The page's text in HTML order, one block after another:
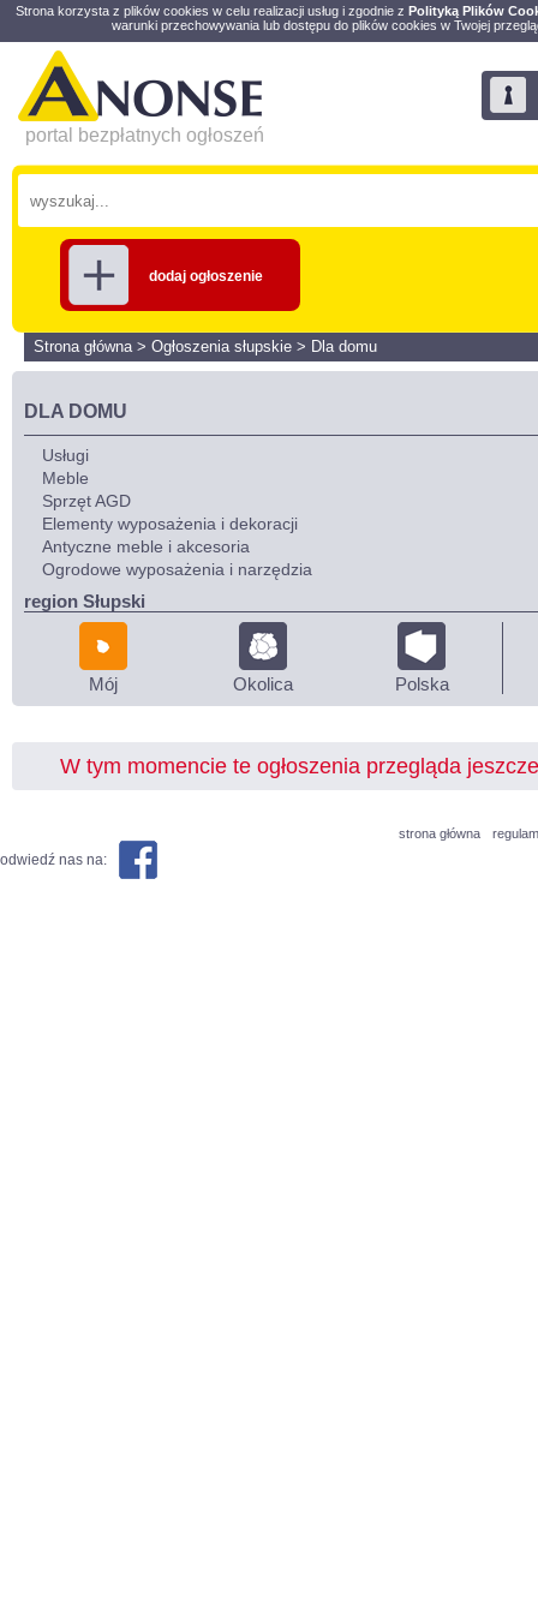
Strona korzysta z plików cookies w celu realizacji usług i zgodnie z Polityką Plików
warunki przechowywania lub dostępu do plików cookies w Twojej
portal bezpłatnych ogłoszeń
dodaj ogłoszenie
Strona główna> Ogłoszenia słupskie > Dla domu
DLA DOMU
Usługi
Meble
Sprzęt AGD
Elementy wyposażenia i dekoracji
Antyczne meble i akcesoria
Ogrodowe wyposażenia i narzędzia
region Słupski
Mój Okolica Polska
W tym momencie te ogłoszenia przegląda
strona główna
odwiedź nas na: